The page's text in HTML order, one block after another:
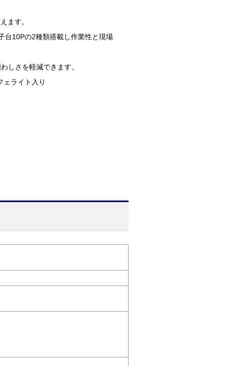
ます。
台10Pの2種類搭載し作業性と現場
しさを軽減できます。
ェライト入り